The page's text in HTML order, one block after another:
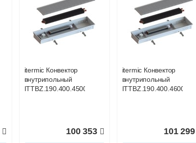
itermic Конвектор
внутрипольный
ITTBL.190.400.4200
118 619
itermic Конвектор
внутрипольный
ITTBL.190.400.4300
120 559
itermic Конвектор
внутрипольный
ITTBZ.190.400.4500
100 353
itermic Конвектор
внутрипольный
ITTBZ.190.400.4600
101 299